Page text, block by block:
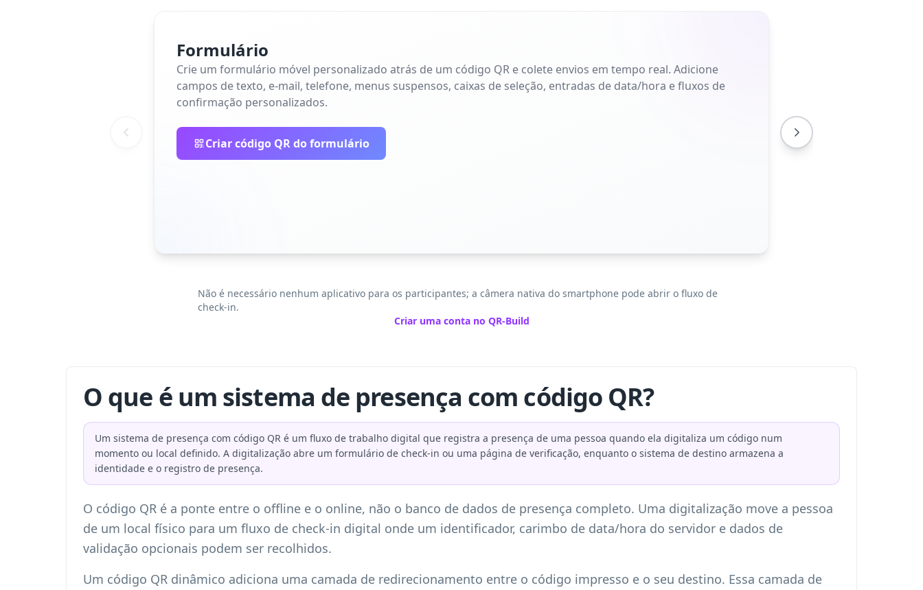
Formulário
Crie um formulário móvel personalizado atrás de um código QR e colete envios em tempo real. Adicione
campos de texto, e-mail, telefone, menus suspensos, caixas de seleção, entradas de data/hora e fluxos de
confirmação personalizados.
Criar código QR do formulário
Não é necessário nenhum aplicativo para os participantes; a câmera nativa do smartphone pode abrir o fluxo de
check-in.
Criar uma conta no QR-Build
O que é um sistema de presença com código QR?
Um sistema de presença com código QR é um fluxo de trabalho digital que registra a presença de uma pessoa quando ela digitaliza um código num
momento ou local definido. A digitalização abre um formulário de check-in ou uma página de verificação, enquanto o sistema de destino armazena a
identidade e o registro de presença.
O código QR é a ponte entre o offline e o online, não o banco de dados de presença completo. Uma digitalização move a pessoa
de um local físico para um fluxo de check-in digital onde um identificador, carimbo de data/hora do servidor e dados de
validação opcionais podem ser recolhidos.
Um código QR dinâmico adiciona uma camada de redirecionamento entre o código impresso e o seu destino. Essa camada de